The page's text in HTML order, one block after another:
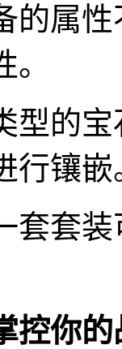
的属
型的
行镶嵌
套套
控你